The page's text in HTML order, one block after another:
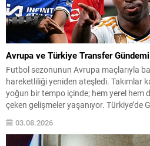
Avrupa ve Türkiye Transfer Gündemi
Futbol sezonunun Avrupa maçlarıyla
hareketliliği yeniden ateşledi. Takımlar
yoğun bir tempo içinde; hem yerel hem
çeken gelişmeler yaşanıyor. Türkiye’de
Beşiktaş ve Trabzonspor gibi büyük
taraftar beklentilerini karşılamaya
transfer stratejilerini belirleyerek
03.08.2026